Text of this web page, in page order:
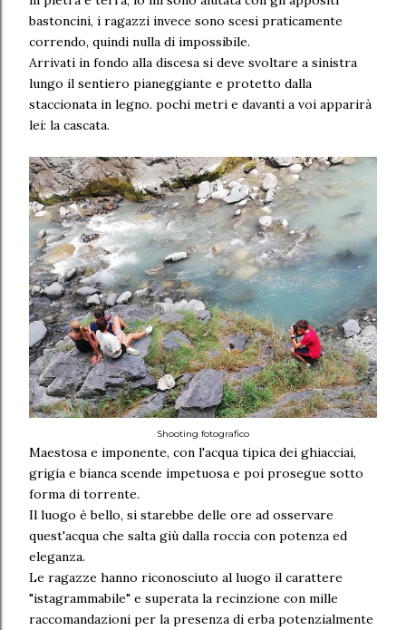
bastoncini, i ragazzi invece sono scesi praticamente
correndo, quindi nulla di impossibile.
Arrivati in fondo alla discesa si deve svoltare a sinistra
lungo il sentiero pianeggiante e protetto dalla
staccionata in legno. pochi metri e davanti a voi apparirà
lei: la cascata.
Shooting fotografico
Maestosa e imponente, con l'acqua tipica dei ghiacciai,
grigia e bianca scende impetuosa e poi prosegue sotto
forma di torrente.
Il luogo è bello, si starebbe delle ore ad osservare
quest'acqua che salta giù dalla roccia con potenza ed
eleganza.
Le ragazze hanno riconosciuto al luogo il carattere
"istagrammabile" e superata la recinzione con mille
raccomandazioni per la presenza di erba potenzialmente